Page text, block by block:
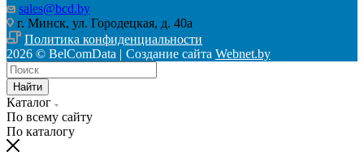
sales@bcd.by
г. Минск, ул. Городецкая, д. 40а
Политика конфиденциальности
2026 © BelComData | Создание сайта Webnet.by
Найти
Каталог
По всему сайту
По каталогу